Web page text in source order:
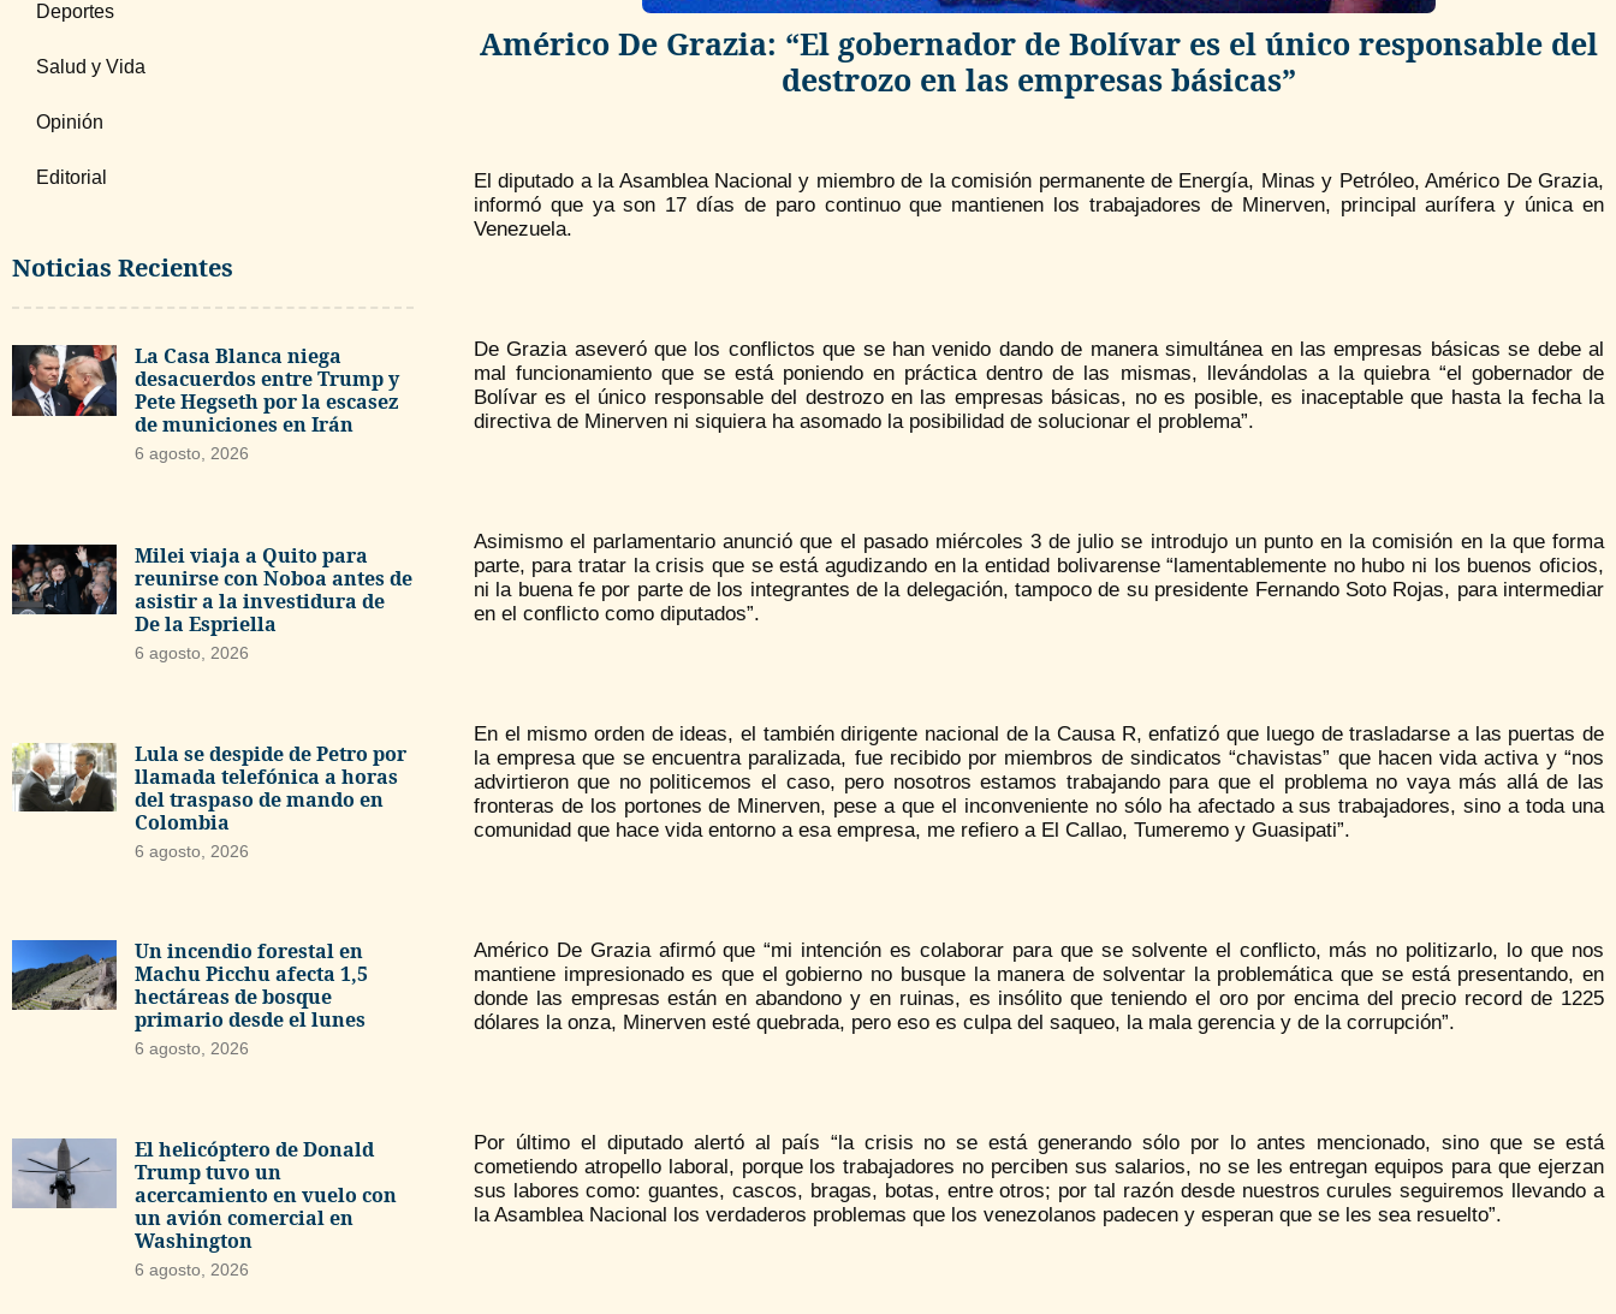
Deportes
Salud y Vida
Opinión
Editorial
Noticias Recientes
La Casa Blanca niega
desacuerdos entre Trump y
Pete Hegseth por la escasez
de municiones en Irán
6 agosto, 2026
Milei viaja a Quito para
reunirse con Noboa antes de
asistir a la investidura de
De la Espriella
6 agosto, 2026
Lula se despide de Petro por
llamada telefónica a horas
del traspaso de mando en
Colombia
6 agosto, 2026
Un incendio forestal en
Machu Picchu afecta 1,5
hectáreas de bosque
primario desde el lunes
6 agosto, 2026
El helicóptero de Donald
Trump tuvo un
acercamiento en vuelo con
un avión comercial en
Washington
6 agosto, 2026
Américo De Grazia: “El gobernador de Bolívar es el único responsable del
destrozo en las empresas básicas”
El diputado a la Asamblea Nacional y miembro de la comisión permanente de Energía, Minas y Petróleo, Américo De Grazia,
informó que ya son 17 días de paro continuo que mantienen los trabajadores de Minerven, principal aurífera y única en
Venezuela.
De Grazia aseveró que los conflictos que se han venido dando de manera simultánea en las empresas básicas se debe al
mal funcionamiento que se está poniendo en práctica dentro de las mismas, llevándolas a la quiebra “el gobernador de
Bolívar es el único responsable del destrozo en las empresas básicas, no es posible, es inaceptable que hasta la fecha la
directiva de Minerven ni siquiera ha asomado la posibilidad de solucionar el problema”.
Asimismo el parlamentario anunció que el pasado miércoles 3 de julio se introdujo un punto en la comisión en la que forma
parte, para tratar la crisis que se está agudizando en la entidad bolivarense “lamentablemente no hubo ni los buenos oficios,
ni la buena fe por parte de los integrantes de la delegación, tampoco de su presidente Fernando Soto Rojas, para intermediar
en el conflicto como diputados”.
En el mismo orden de ideas, el también dirigente nacional de la Causa R, enfatizó que luego de trasladarse a las puertas de
la empresa que se encuentra paralizada, fue recibido por miembros de sindicatos “chavistas” que hacen vida activa y “nos
advirtieron que no politicemos el caso, pero nosotros estamos trabajando para que el problema no vaya más allá de las
fronteras de los portones de Minerven, pese a que el inconveniente no sólo ha afectado a sus trabajadores, sino a toda una
comunidad que hace vida entorno a esa empresa, me refiero a El Callao, Tumeremo y Guasipati”.
Américo De Grazia afirmó que “mi intención es colaborar para que se solvente el conflicto, más no politizarlo, lo que nos
mantiene impresionado es que el gobierno no busque la manera de solventar la problemática que se está presentando, en
donde las empresas están en abandono y en ruinas, es insólito que teniendo el oro por encima del precio record de 1225
dólares la onza, Minerven esté quebrada, pero eso es culpa del saqueo, la mala gerencia y de la corrupción”.
Por último el diputado alertó al país “la crisis no se está generando sólo por lo antes mencionado, sino que se está
cometiendo atropello laboral, porque los trabajadores no perciben sus salarios, no se les entregan equipos para que ejerzan
sus labores como: guantes, cascos, bragas, botas, entre otros; por tal razón desde nuestros curules seguiremos llevando a
la Asamblea Nacional los verdaderos problemas que los venezolanos padecen y esperan que se les sea resuelto”.